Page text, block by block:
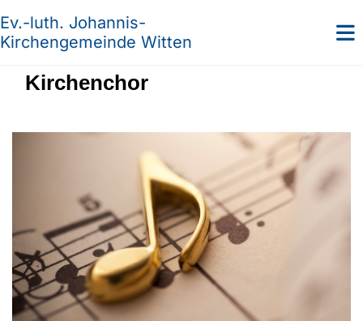
Ev.-luth. Johannis-
Kirchengemeinde Witten
Kirchenchor